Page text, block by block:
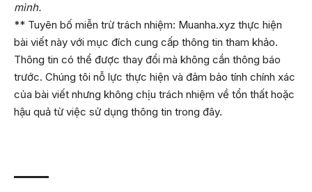
mình.
** Tuyên bố miễn trừ trách nhiệm: Muanha.xyz thực hiện
bài viết này với mục đích cung cấp thông tin tham khảo.
Thông tin có thể được thay đổi mà không cần thông báo
trước. Chúng tôi nỗ lực thực hiện và đảm bảo tính chính xác
của bài viết nhưng không chịu trách nhiệm về tổn thất hoặc
hậu quả từ việc sử dụng thông tin trong đây.